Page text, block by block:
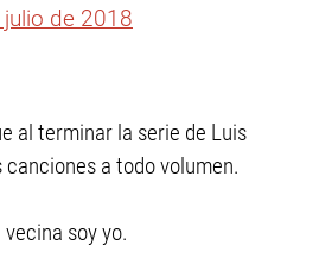
julio de 2018
al terminar la serie de Luis
canciones a todo volumen.
vecina soy yo.